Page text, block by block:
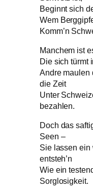
Beginnt sich
Wem
Komm’n
Manchem ist
Die sich türmt
Andre maulen
die Zeit
Unter
bezahlen.
Doch das
Seen –
Sie lassen ein
entsteh’n
Wie ein
Sorglosigkeit.